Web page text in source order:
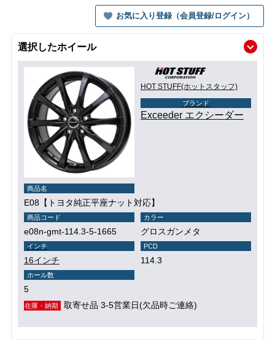
お気に入り登録（会員登録/ログイン）
選択したホイール
HOT STUFF(ホットスタッフ)
ブランド
Exceeder エクシーダー
商品名
E08【トヨタ純正平座ナット対応】
商品コード
e08n-gmt-114.3-5-1665
カラー
グロスガンメタ
インチ
16インチ
PCD
114.3
ホール数
5
在庫・納期 取寄せ品 3-5営業日(欠品時ご連絡)